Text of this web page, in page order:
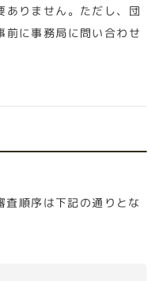
ありません。ただし、団
前に事務局に問い合わせ
順序は下記の通りとな